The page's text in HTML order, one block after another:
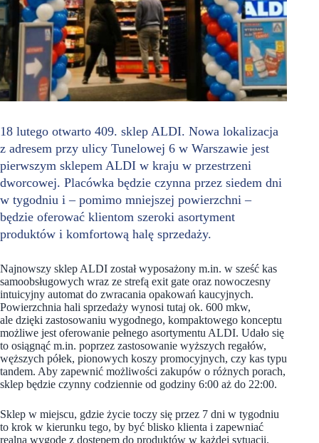
18 lutego otwarto 409. sklep ALDI. Nowa lokalizacja
z adresem przy ulicy Tunelowej 6 w Warszawie jest
pierwszym sklepem ALDI w kraju w przestrzeni
dworcowej. Placówka będzie czynna przez siedem dni
w tygodniu i – pomimo mniejszej powierzchni –
będzie oferować klientom szeroki asortyment
produktów i komfortową halę sprzedaży.
Najnowszy sklep ALDI został wyposażony m.in. w sześć kas
samoobsługowych wraz ze strefą exit gate oraz nowoczesny
intuicyjny automat do zwracania opakowań kaucyjnych.
Powierzchnia hali sprzedaży wynosi tutaj ok. 600 mkw,
ale dzięki zastosowaniu wygodnego, kompaktowego konceptu
możliwe jest oferowanie pełnego asortymentu ALDI. Udało się
to osiągnąć m.in. poprzez zastosowanie wyższych regałów,
węższych półek, pionowych koszy promocyjnych, czy kas typu
tandem. Aby zapewnić możliwości zakupów o różnych porach,
sklep będzie czynny codziennie od godziny 6:00 aż do 22:00.
Sklep w miejscu, gdzie życie toczy się przez 7 dni w tygodniu
to krok w kierunku tego, by być blisko klienta i zapewniać
realną wygodę z dostępem do produktów w każdej sytuacji.